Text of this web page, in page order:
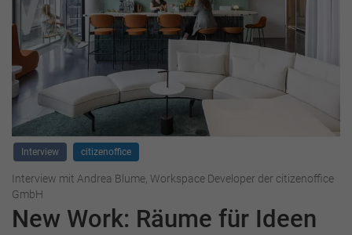
Interview citizenoffice
Interview mit Andrea Blume, Workspace Developer der citizenoffice
GmbH
New Work: Räume für Ideen